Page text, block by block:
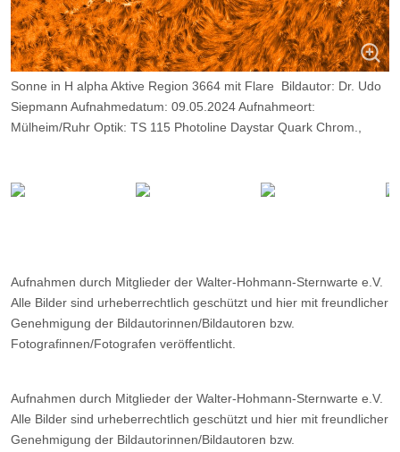
Sonne in H alpha Aktive Region 3664 mit Flare Bildautor: Dr. Udo
Siepmann Aufnahmedatum: 09.05.2024 Aufnahmeort:
Mülheim/Ruhr Optik: TS 115 Photoline Daystar Quark Chrom.,
Belichtung: 2000 Frames, davon 10%.
Aufnahmen durch Mitglieder der Walter-Hohmann-Sternwarte e.V.
Alle Bilder sind urheberrechtlich geschützt und hier mit freundlicher
Genehmigung der Bildautorinnen/Bildautoren bzw.
Fotografinnen/Fotografen veröffentlicht.
Aufnahmen durch Mitglieder der Walter-Hohmann-Sternwarte e.V.
Alle Bilder sind urheberrechtlich geschützt und hier mit freundlicher
Genehmigung der Bildautorinnen/Bildautoren bzw.